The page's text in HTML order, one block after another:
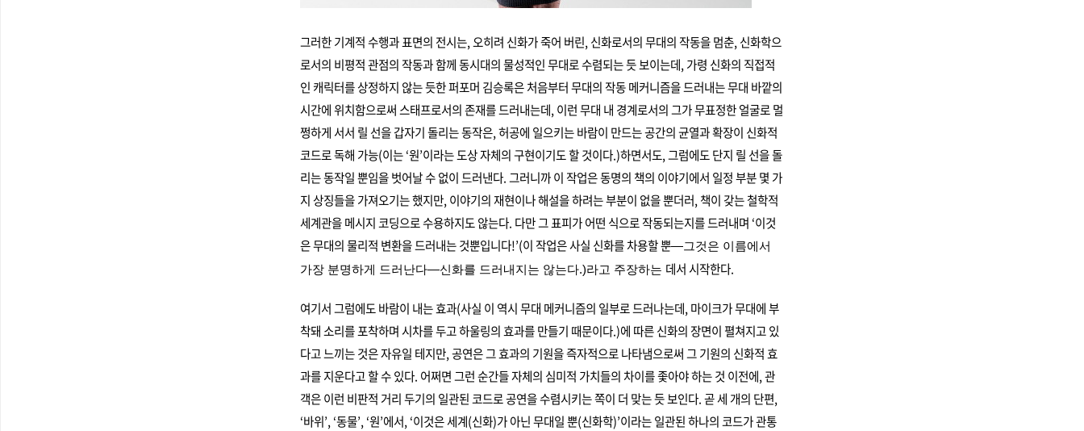
그러한 기계적 수행과 표면의 전시는, 오히려 신화가 죽어 버린, 신화로서의 무대의 작동을 멈춘, 신화학으
로서의 비평적 관점의 작동과 함께 동시대의 물성적인 무대로 수렴되는 듯 보이는데, 가령 신화의 직접적
인 캐릭터를 상정하지 않는 듯한 퍼포머 김승록은 처음부터 무대의 작동 메커니즘을 드러내는 무대 바깥의
시간에 위치함으로써 스태프로서의 존재를 드러내는데, 이런 무대 내 경계로서의 그가 무표정한 얼굴로 멀
쩡하게 서서 릴 선을 갑자기 돌리는 동작은, 허공에 일으키는 바람이 만드는 공간의 균열과 확장이 신화적
코드로 독해 가능(이는 ‘원’이라는 도상 자체의 구현이기도 할 것이다.)하면서도, 그럼에도 단지 릴 선을 돌
리는 동작일 뿐임을 벗어날 수 없이 드러낸다. 그러니까 이 작업은 동명의 책의 이야기에서 일정 부분 몇 가
지 상징들을 가져오기는 했지만, 이야기의 재현이나 해설을 하려는 부분이 없을 뿐더러, 책이 갖는 철학적
세계관을 메시지 코딩으로 수용하지도 않는다. 다만 그 표피가 어떤 식으로 작동되는지를 드러내며 ‘이것
은 무대의 물리적 변환을 드러내는 것뿐입니다!’(이 작업은 사실 신화를 차용할 뿐―그것은 이름에서
가장 분명하게 드러난다―신화를 드러내지는 않는다.)라고 주장하는 데서 시작한다.
여기서 그럼에도 바람이 내는 효과(사실 이 역시 무대 메커니즘의 일부로 드러나는데, 마이크가 무대에 부
착돼 소리를 포착하며 시차를 두고 하울링의 효과를 만들기 때문이다.)에 따른 신화의 장면이 펼쳐지고 있
다고 느끼는 것은 자유일 테지만, 공연은 그 효과의 기원을 즉자적으로 나타냄으로써 그 기원의 신화적 효
과를 지운다고 할 수 있다. 어쩌면 그런 순간들 자체의 심미적 가치들의 차이를 좇아야 하는 것 이전에, 관
객은 이런 비판적 거리 두기의 일관된 코드로 공연을 수렴시키는 쪽이 더 맞는 듯 보인다. 곧 세 개의 단편,
‘바위’, ‘동물’, ‘원’에서, ‘이것은 세계(신화)가 아닌 무대일 뿐(신화학)’이라는 일관된 하나의 코드가 관통